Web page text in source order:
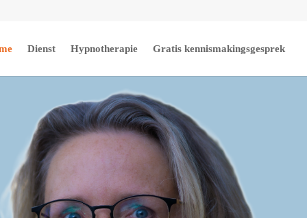
Dienst Hypnotherapie Gratis kennismakingsgesprek